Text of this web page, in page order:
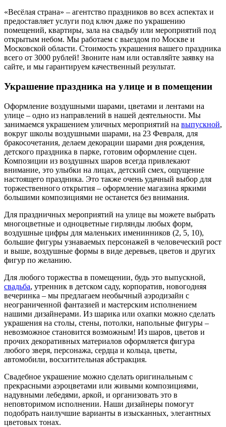
«Весёлая страна» – агентство праздников во всех аспектах и
предоставляет услуги под ключ даже по украшению
помещений, квартиры, зала на свадьбу или мероприятий под
открытым небом. Мы работаем с выездом по Москве и
Московской области. Стоимость украшения вашего праздника
всего от 3000 рублей! Звоните нам или оставляйте заявку на
сайте, и мы гарантируем качественный результат.
Украшение праздника на улице и в помещении
Оформление воздушными шарами, цветами и лентами на
улице – одно из направлений в нашей деятельности. Мы
занимаемся украшением уличных мероприятий на выпускной,
вокруг школы воздушными шарами, на 23 Февраля, для
бракосочетания, делаем декорации шарами дня рождения,
детского праздника в парке, готовим оформление сцен.
Композиции из воздушных шаров всегда привлекают
внимание, это улыбки на лицах, детский смех, ощущение
настоящего праздника. Это также очень удачный выбор для
торжественного открытия – оформление магазина яркими
большими композициями не останется без внимания.
Для праздничных мероприятий на улице вы можете выбрать
многоцветные и одноцветные гирлянды любых форм,
воздушные цифры для маленьких именинников (2, 5, 10),
большие фигуры узнаваемых персонажей в человеческий рост
и выше, воздушные формы в виде деревьев, цветов и других
фигур по желанию.
Для любого торжества в помещении, будь это выпускной,
свадьба, утренник в детском саду, корпоратив, новогодняя
вечеринка – мы предлагаем необычный аэродизайн с
неограниченной фантазией и мастерским исполнением
нашими дизайнерами. Из шарика или охапки можно сделать
украшения на столы, стены, потолки, напольные фигуры –
невозможное становится возможным! Из шаров, цветов и
прочих декоративных материалов оформляется фигура
любого зверя, персонажа, сердца и кольца, цветы,
автомобили, восхитительная абстракция.
Свадебное украшение можно сделать оригинальным с
прекрасными аэроцветами или живыми композициями,
надувными лебедями, аркой, и организовать это в
неповторимом исполнении. Наши дизайнеры помогут
подобрать наилучшие варианты в изысканных, элегантных
цветовых тонах.